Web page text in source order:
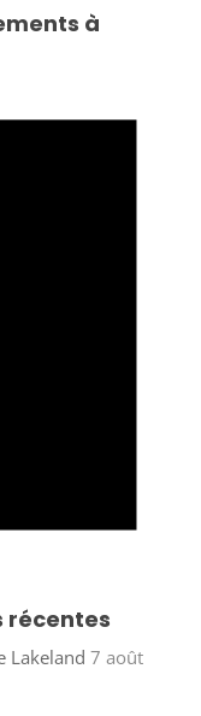
à
récentes
Lakeland 7 août